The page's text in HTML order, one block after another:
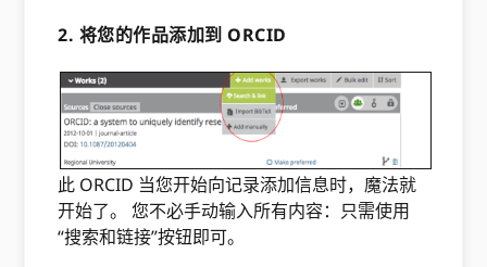
2. 将您的作品添加到 ORCID
此 ORCID 当您开始向记录添加信息时，魔法就
开始了。 您不必手动输入所有内容：只需使用
“搜索和链接”按钮即可。